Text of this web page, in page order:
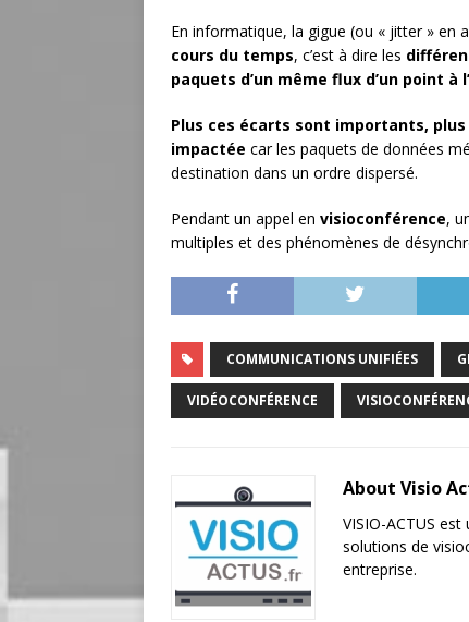
En informatique, la gigue (ou « jitter » en
cours du temps, c’est à dire les
paquets d’un même flux d’un point à
Plus ces écarts sont importants,
impactée car les paquets de données
destination dans un ordre dispersé.
Pendant un appel en visioconférence,
multiples et des phénomènes de
COMMUNICATIONS UNIFIÉES
VIDÉOCONFÉRENCE
About Visio
VISIO-ACTUS
solutions de
entreprise.